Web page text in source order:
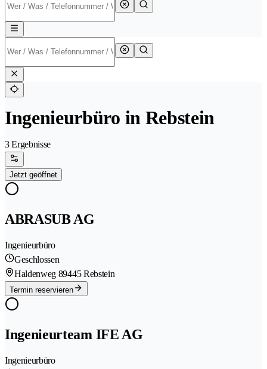
Ingenieurbüro in Rebstein
3 Ergebnisse
Jetzt geöffnet
ABRASUB AG
Ingenieurbüro
Geschlossen
Haldenweg 89445 Rebstein
Termin reservieren
Ingenieurteam IFE AG
Ingenieurbüro